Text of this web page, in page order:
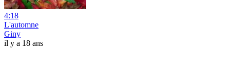
4:18
L'automne
Giny
il y a 18 ans